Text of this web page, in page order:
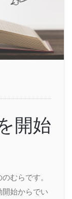
開始
むらです。
始からでい